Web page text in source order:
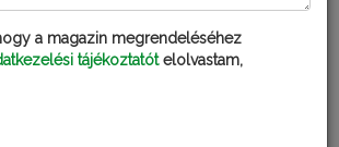
a magazin megrendeléséhez
tájékoztatótelolvastam,